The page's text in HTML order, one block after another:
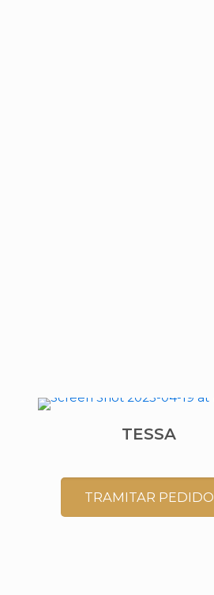
TESSA
TRAMITAR PEDIDO